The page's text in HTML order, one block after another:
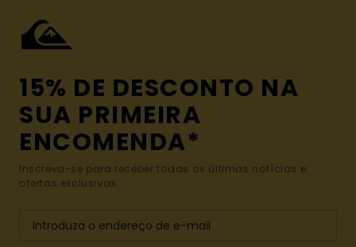
15% DE DESCONTO NA
SUA PRIMEIRA
ENCOMENDA*
Inscreva-se para receber todas as últimas notícias e
ofertas exclusivas.